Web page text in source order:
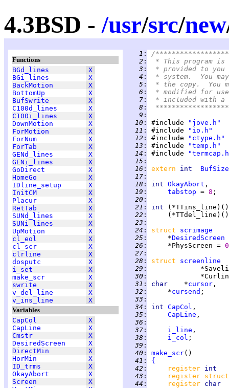
4.3BSD -/usr/src/new
Functions
BGd_lines
X
BGi_lines
X
BackMotion
X
BottomUp
X
BufSwrite
X
C100d_lines
X
C100i_lines
X
DownMotion
X
ForMotion
X
ForNum
X
ForTab
X
GENd_lines
X
GENi_lines
X
GoDirect
X
HomeGo
X
IDline_setup
X
InitCM
X
Placur
X
RetTab
X
SUNd_lines
X
SUNi_lines
X
UpMotion
X
cl_eol
X
cl_scr
X
clrline
X
dosputc
X
i_set
X
make_scr
X
swrite
X
v_del_line
X
v_ins_line
X
Variables
CapCol
X
CapLine
X
Cmstr
X
DesiredScreen
X
DirectMin
X
HorMin
X
ID_trms
X
OkayAbort
X
Screen
X
   1
:
/
   2
:
* This program
   3
:
* provided to
   4
:
* system.  You
   5
:
* the copy.  You
   6
:
* modified for
   7
:
* included with a
   8
:
   9
:
  10
: #include
"jove.h"
  11
: #include
"io.h"
  12
: #include
"ctype.h"
  13
: #include
"temp.h"
  14
: #include
  15
:
  16
: extern int BufSize
  17
:
  18
: int OkayAbort
  19
: tabstop = 8
  20
:
  21
:
int
  22
:
  23
:
  24
: struct scrimage
  25
:
     *
DesiredScreen
  26
:
     *PhysScreen =
0
  27
:
  28
: struct screenline
  29
:
  30
:
  31
: char *cursor
  32
:
     *
cursend
  33
:
  34
: int CapCol
  35
: CapLine
  36
:
  37
: i_line
  38
: i_col
  39
:
  40
: make_scr
  41
:
{
  42
: register
  43
:
register
  44
: register